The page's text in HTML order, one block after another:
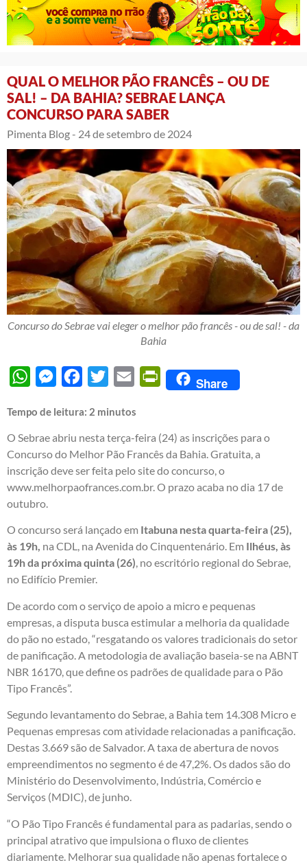
QUAL O MELHOR PÃO FRANCÊS – OU DE
SAL! – DA BAHIA? SEBRAE LANÇA
CONCURSO PARA SABER
Pimenta Blog - 24 de setembro de 2024
Concurso do Sebrae vai eleger o melhor pão francês - ou de sal! - da
Bahia
WhatsAppMessengerFacebook
Twitter Email PrintFriendly
Share
Tempo de leitura: 2 minutos
O Sebrae abriu nesta terça-feira (24) as inscrições para o
Concurso do Melhor Pão Francês da Bahia. Gratuita, a
inscrição deve ser feita pelo site do concurso, o
www.melhorpaofrances.com.br. O prazo acaba no dia 17 de
outubro.
O concurso será lançado em Itabuna nesta quarta-feira (25),
às 19h, na CDL, na Avenida do Cinquentenário. Em Ilhéus, às
19h da próxima quinta (26), no escritório regional do Sebrae,
no Edifício Premier.
De acordo com o serviço de apoio a micro e pequenas
empresas, a disputa busca estimular a melhoria da qualidade
do pão no estado, “resgatando os valores tradicionais do setor
de panificação. A metodologia de avaliação baseia-se na ABNT
NBR 16170, que define os padrões de qualidade para o Pão
Tipo Francês”.
Segundo levantamento do Sebrae, a Bahia tem 14.308 Micro e
Pequenas empresas com atividade relacionadas a panificação.
Destas 3.669 são de Salvador. A taxa de abertura de novos
empreendimentos no segmento é de 47,2%. Os dados são do
Ministério do Desenvolvimento, Indústria, Comércio e
Serviços (MDIC), de junho.
“O Pão Tipo Francês é fundamental para as padarias, sendo o
principal atrativo que impulsiona o fluxo de clientes
diariamente. Melhorar sua qualidade não apenas fortalece o